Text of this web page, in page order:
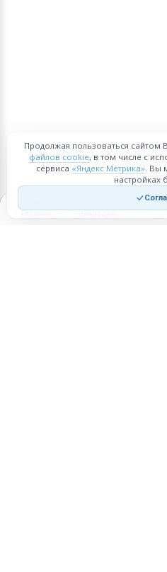
Главная Закладки
Продолжая пользоваться сайтом
файлов cookie, в том числе с
сервиса «Яндекс Метрика». Вы
настройках